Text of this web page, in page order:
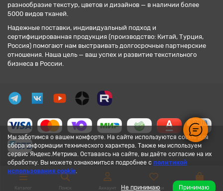
Мы заботимся о вашем комфорте. На сайте используются cookie для
сбора информации технического характера. Также мы используем
сервис Яндекс.Метрика. Оставаясь на сайте, вы даёте согласие на их
обработку. Вы можете ознакомиться подробнее с политикой
использования cookie.
Не принимаю Принимаю
разнообразие текстур, цветов и дизайнов — в наличии более
5000 видов тканей.
Надежные поставки, индивидуальный подход и
сертифицированная продукция (производство: Китай, Турция,
Россия) помогают нам выстраивать долгосрочные партнерские
отношения. Наша цель — ваш успех и развитие текстильного
бизнеса в России.
Каталог Поиск Аккаунт Закладки Корзина